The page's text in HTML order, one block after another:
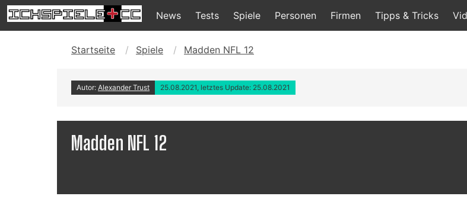
News Tests Spiele Personen Firmen Tipps & Tricks
Startseite Spiele Madden NFL 12
Autor: Alexander Trust 25.08.2021, letztes Update: 25.08.2021
Madden NFL 12